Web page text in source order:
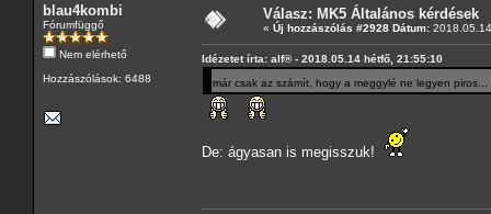
blau4kombi
Fórumfüggő
Nem elérhető
Hozzászólások: 6488
Válasz: MK5 Általános kérdések
« Új hozzászólás #2928 Dátum:
Idézetet írta: alf® - 2018.05.14 hétfő, 21:55:10
már csak az számít, hogy a meggylé ne legyen piros...
De: ágyasan is megisszuk!